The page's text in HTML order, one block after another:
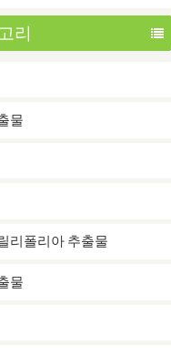
리
물
리폴리아 추출물
물